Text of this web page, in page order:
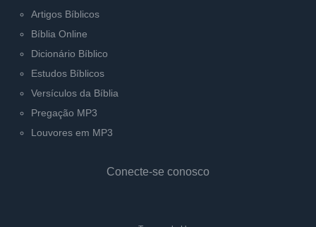
Artigos Bíblicos
Bíblia Online
Dicionário Bíblico
Estudos Bíblicos
Versículos da Bíblia
Pregação MP3
Louvores em MP3
Conecte-se conosco